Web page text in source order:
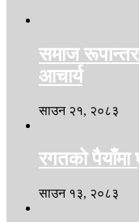
समाज
आचार्य
साउन २१, २०८३
रगतको
साउन १३, २०८३